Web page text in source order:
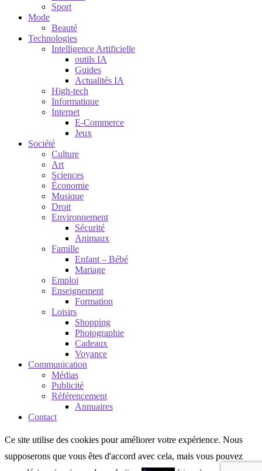
Sport
Mode
Beauté
Technologies
Intelligence Artificielle
outils IA
Guides
Actualités IA
High-tech
Informatique
Internet
E-Commerce
Jeux
Société
Culture
Art
Sciences
Économie
Musique
Droit
Environnement
Sécurité
Animaux
Famille
Enfant – Bébé
Mariage
Emploi
Enseignement
Formation
Loisirs
Shopping
Photographie
Cadeaux
Voyance
Communication
Médias
Publicité
Référencement
Annuaires
Contact
Ce site utilise des cookies pour améliorer votre expérience. Nous
supposerons que vous êtes d'accord avec cela, mais vous pouvez